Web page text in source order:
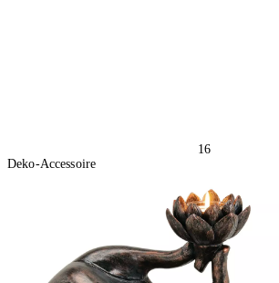
16
Deko-Accessoire